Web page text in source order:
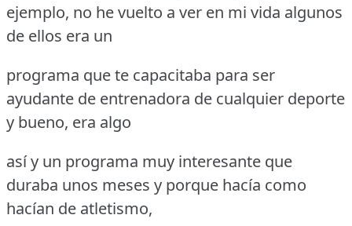
ejemplo, no he vuelto a ver en mi vida algunos
de ellos era un
programa que te capacitaba para ser
ayudante de entrenadora de cualquier deporte
y bueno, era algo
así y un programa muy interesante que
duraba unos meses y porque hacía como
hacían de atletismo,